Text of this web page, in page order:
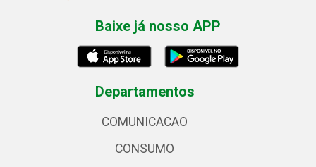
Baixe já nosso APP
Departamentos
COMUNICACAO
CONSUMO